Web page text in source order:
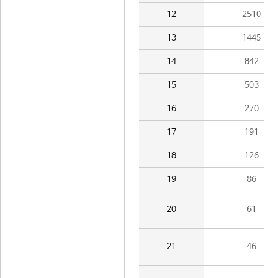
12 2510
13 1445
14 842
15 503
16 270
17 191
18 126
19 86
20 61
21 46